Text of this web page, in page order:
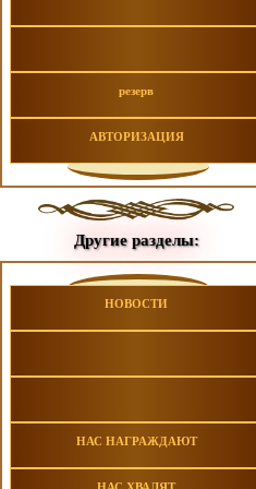
резерв
АВТОРИЗАЦИЯ
Другие разделы:
НОВОСТИ
НАС НАГРАЖДАЮТ